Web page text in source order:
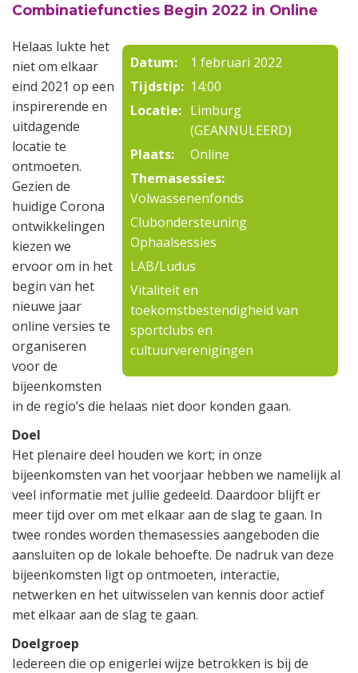
Combinatiefuncties Begin 2022 in Online
Datum:
1 februari 2022
Tijdstip: 14:00
Locatie: Limburg
(GEANNULEERD)
Plaats:
Online
Themasessies:
Volwassenenfonds
Clubondersteuning
Ophaalsessies
LAB/Ludus
Vitaliteit en
toekomstbestendigheid van
sportclubs en
cultuurverenigingen
Helaas lukte het
niet om elkaar
eind 2021 op een
inspirerende en
uitdagende
locatie te
ontmoeten.
Gezien de
huidige Corona
ontwikkelingen
kiezen we
ervoor om in het
begin van het
nieuwe jaar
online versies te
organiseren
voor de
bijeenkomsten
in de regio’s die helaas niet door konden gaan.
Doel
Het plenaire deel houden we kort; in onze
bijeenkomsten van het voorjaar hebben we namelijk al
veel informatie met jullie gedeeld. Daardoor blijft er
meer tijd over om met elkaar aan de slag te gaan. In
twee rondes worden themasessies aangeboden die
aansluiten op de lokale behoefte. De nadruk van deze
bijeenkomsten ligt op ontmoeten, interactie,
netwerken en het uitwisselen van kennis door actief
met elkaar aan de slag te gaan.
Doelgroep
Iedereen die op enigerlei wijze betrokken is bij de